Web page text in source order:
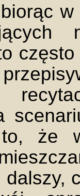
że